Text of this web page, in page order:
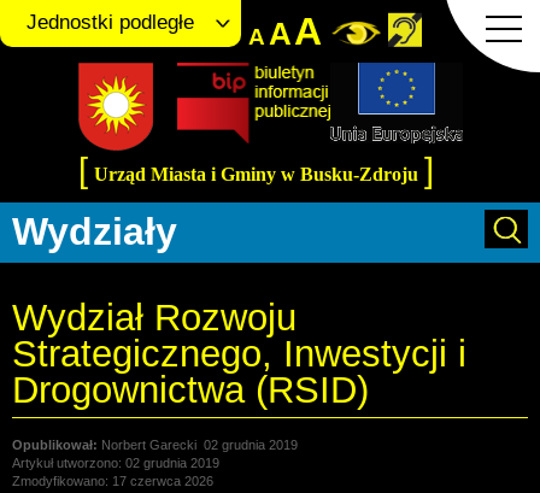
AAA
Jednostki podległe
[ Urząd Miasta i Gminy w Busku-Zdroju ]
Wydziały
Wydział Rozwoju
Strategicznego, Inwestycji i
Drogownictwa (RSID)
Norbert Garecki 02 grudnia 2019
Artykuł utworzono: 02 grudnia 2019
Zmodyfikowano: 17 czerwca 2026